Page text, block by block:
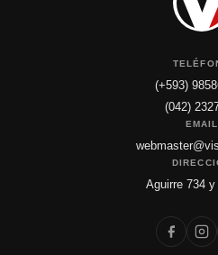
(+593)
(042)
EMAIL
Aguirre 734